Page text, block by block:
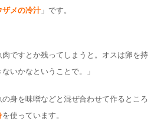
メの冷汁」です。
肉ですとか残ってしまうと。オスは卵を持
いかなということで。」
身を味噌などと混ぜ合わせて作るところ
を使っています。